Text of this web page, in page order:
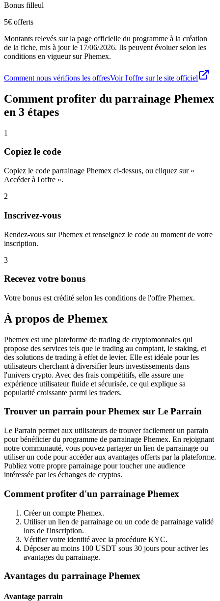
Bonus filleul
5€ offerts
Montants relevés sur la page officielle du programme à la création
de la fiche, mis à jour le 17/06/2026. Ils peuvent évoluer selon les
conditions en vigueur surPhemex.
Comment nous vérifions les offresVoir l'offre sur le site officiel
Comment profiter du parrainage Phemex
en 3 étapes
1
Copiez le code
Copiez le code parrainage Phemex ci-dessus, ou cliquez sur «
Accéder à l'offre ».
2
Inscrivez-vous
Rendez-vous sur Phemex et renseignez le code au moment de votre
inscription.
3
Recevez votre bonus
Votre bonus est crédité selon les conditions de l'offre Phemex.
À propos de Phemex
Phemex est une plateforme de trading de cryptomonnaies qui
propose des services tels que le trading au comptant, le staking, et
des solutions de trading à effet de levier. Elle est idéale pour les
utilisateurs cherchant à diversifier leurs investissements dans
l'univers crypto. Avec des frais compétitifs, elle assure une
expérience utilisateur fluide et sécurisée, ce qui explique sa
popularité croissante parmi les traders.
Trouver un parrain pour Phemex sur Le Parrain
Le Parrain permet aux utilisateurs de trouver facilement un parrain
pour bénéficier du programme de parrainage Phemex. En rejoignant
notre communauté, vous pouvez partager un lien de parrainage ou
utiliser un code pour accéder aux avantages offerts par la plateforme.
Publiez votre propre parrainage pour toucher une audience
intéressée par les échanges de cryptos.
Comment profiter d'un parrainage Phemex
Créer un compte Phemex.
Utiliser un lien de parrainage ou un code de parrainage validé
lors de l'inscription.
Vérifier votre identité avec la procédure KYC.
Déposer au moins 100 USDT sous 30 jours pour activer les
avantages du parrainage.
Avantages du parrainage Phemex
Avantage parrain